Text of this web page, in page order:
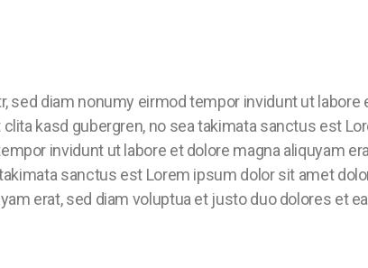
diam nonumy eirmod tempor invidunt ut labore
kasd gubergren, no sea takimata sanctus est
invidunt ut labore et dolore magna aliquyam
sanctus est Lorem ipsum dolor sit amet
erat, sed diam voluptua et justo duo dolores et